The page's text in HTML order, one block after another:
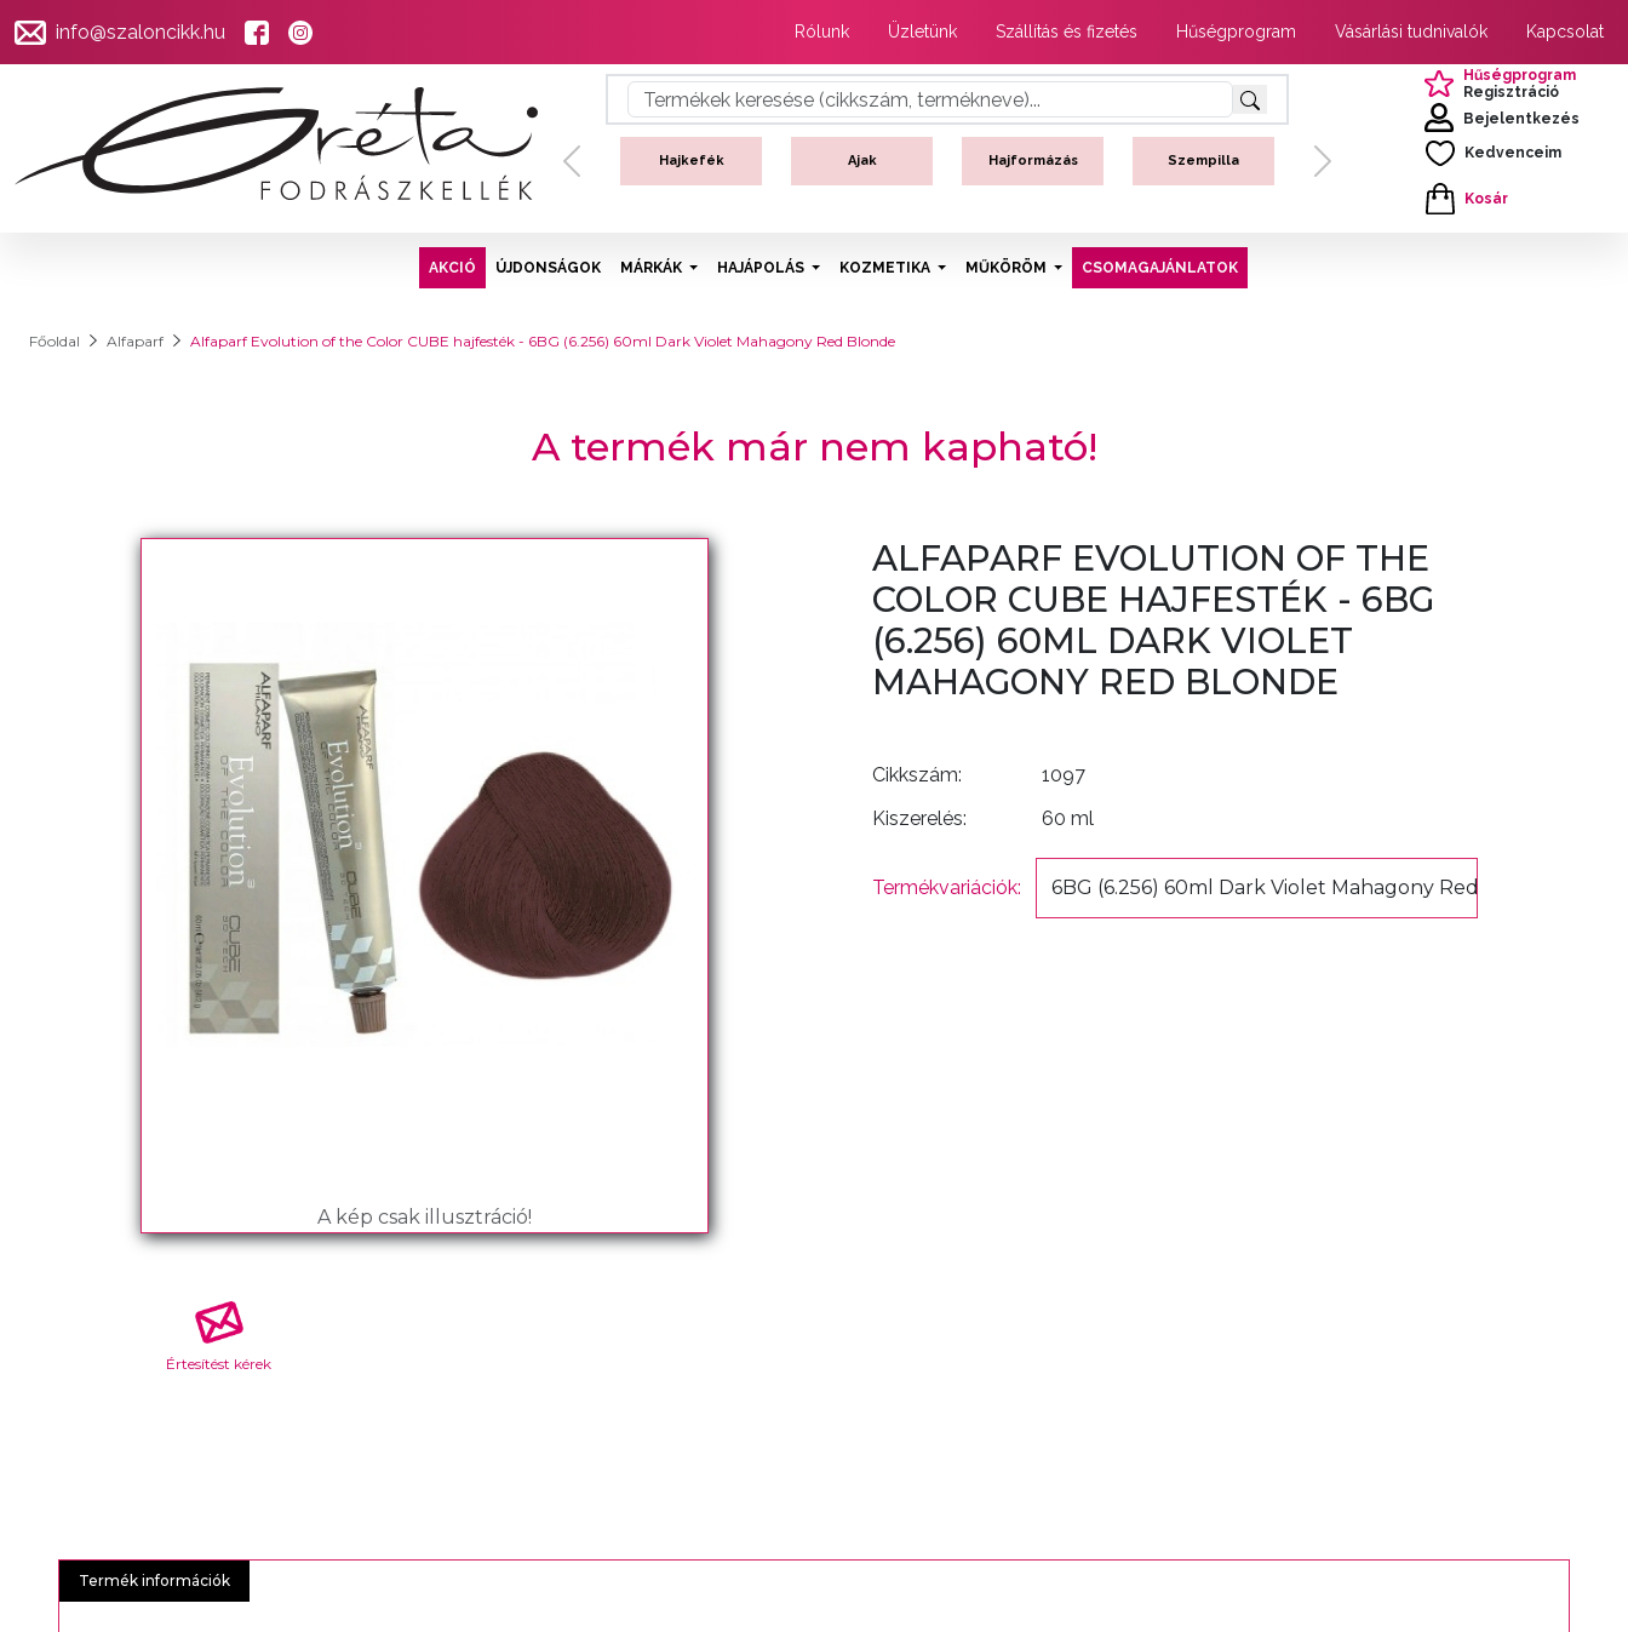
info@szaloncikk.hu Rólunk Üzletünk Szállítás és fizetés Hűségprogram Vásárlási tudnivalók Kapcsolat
Hajkefék Ajak Hajformázás Szempilla
Previous Next
Hűségprogram
Regisztráció
Bejelentkezés
Kedvenceim
Kosár
AKCIÓ ÚJDONSÁGOK MÁRKÁK HAJÁPOLÁS KOZMETIKA MŰKÖRÖM CSOMAGAJÁNLATOK
Főoldal Alfaparf Alfaparf Evolution of the Color CUBE hajfesték - 6BG (6.256) 60ml Dark Violet Mahagony Red Blonde
A termék már nem kapható!
A kép csak illusztráció!
Értesítést kérek
ALFAPARF EVOLUTION OF THE
COLOR CUBE HAJFESTÉK - 6BG
(6.256) 60ML DARK VIOLET
MAHAGONY RED BLONDE
Cikkszám:
1097
Kiszerelés:
60 ml
Termékvariációk: 6BG (6.256) 60ml Dark Violet Mahagony Red Blonde
Termék információk